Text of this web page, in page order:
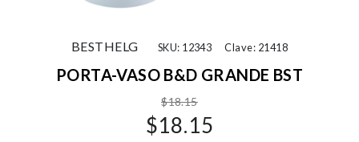
BESTHELG SKU: 12343 Clave: 21418
PORTA-VASO B&D GRANDE BST
$18.15
$18.15